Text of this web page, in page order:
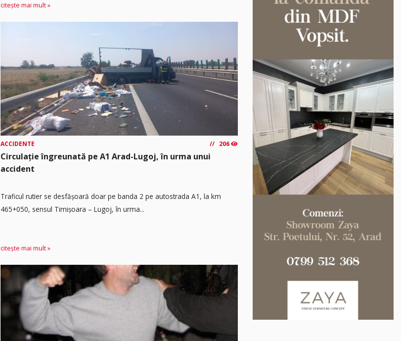
citește mai mult »
ACCIDENTE 206
Circulație îngreunată pe A1 Arad-Lugoj, în urma unui
accident
Traficul rutier se desfășoară doar pe banda 2 pe autostrada A1, la km
465+050, sensul Timişoara – Lugoj, în urma...
citește mai mult »